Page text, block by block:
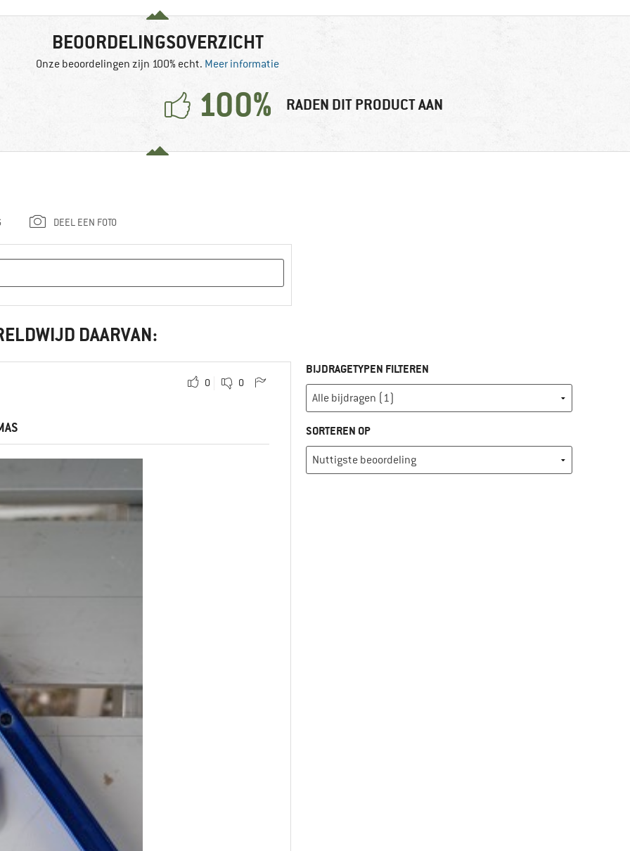
BEOORDELINGSOVERZICHT
Onze beoordelingen zijn 100% echt. Meer informatie
100% RADEN DIT PRODUCT AAN
DEEL EEN FOTO
DAARVAN:
0 0
BIJDRAGETYPEN FILTEREN
SORTEREN OP